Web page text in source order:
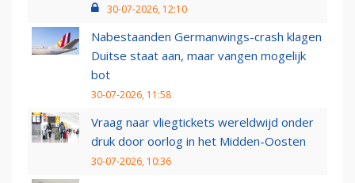
30-07-2026, 12:10
Nabestaanden Germanwings-crash klagen
Duitse staat aan, maar vangen mogelijk
bot
30-07-2026, 11:58
Vraag naar vliegtickets wereldwijd onder
druk door oorlog in het Midden-Oosten
30-07-2026, 10:36